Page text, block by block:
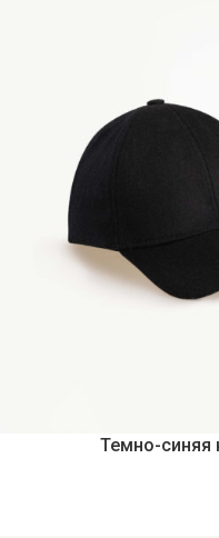
Темно-синяя